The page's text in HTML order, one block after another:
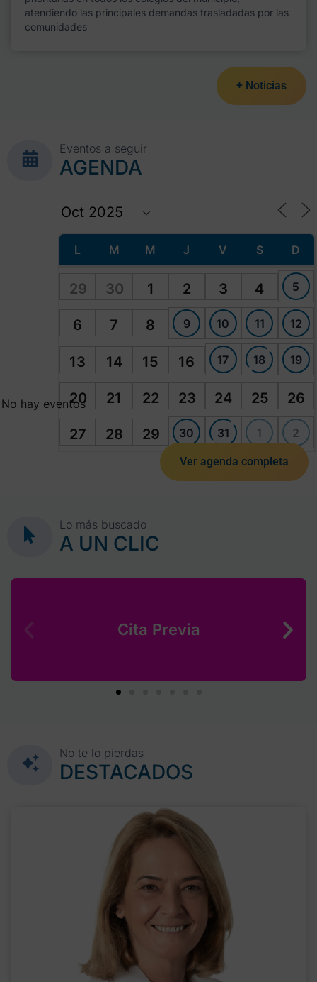
atendiendo las principales demandas trasladadas por las
comunidades
+ Noticias
Eventos a seguir
AGENDA
L M M J V S D
29 30 1 2 3 4 5
6 7 8 9 10 11 12
13 14 15 16 17 18 19
20 21 22 23 24 25 26
27 28 29 30 31 1 2
No hay eventos
Ver agenda completa
Lo más buscado
A UN CLIC
Cita Previa
No te lo pierdas
DESTACADOS